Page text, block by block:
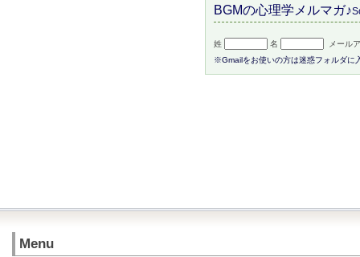
BGMの心理学メルマガ♪
姓 名
メール
※Gmailをお使いの方は迷惑フォルダに
Menu